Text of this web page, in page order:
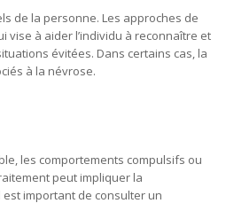
de la personne. Les approches de
vise à aider l’individu à reconnaître et
évitées. Dans certains cas, la
à la névrose.
les comportements compulsifs ou
peut impliquer la
important de consulter un